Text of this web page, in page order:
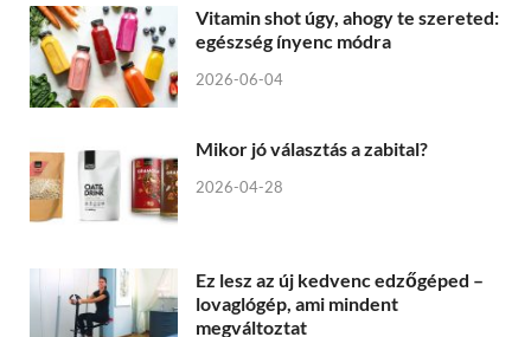
Vitamin shot úgy, ahogy te szereted:
egészség ínyenc módra
2026-06-04
Mikor jó választás a zabital?
2026-04-28
Ez lesz az új kedvenc edzőgéped –
lovaglógép, ami mindent
megváltoztat